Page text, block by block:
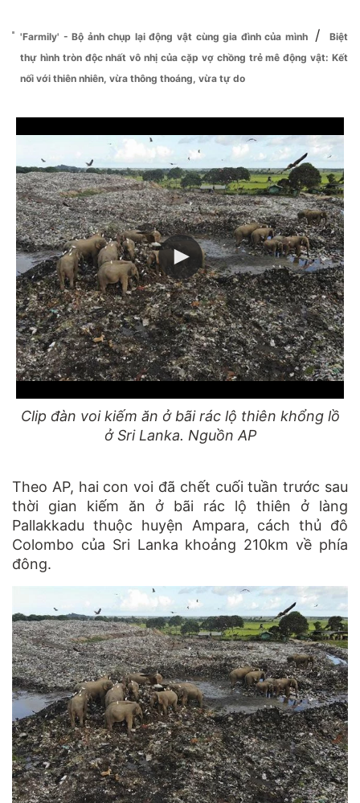
'Farmily' - Bộ ảnh chụp lại động vật cùng gia đình của mình /
Biệt
thự hình tròn độc nhất vô nhị của cặp vợ chồng trẻ mê động vật: Kết
nối với thiên nhiên, vừa thông thoáng, vừa tự do
Clip đàn voi kiếm ăn ở bãi rác lộ thiên khổng lồ
ở Sri Lanka. Nguồn AP
Theo AP, hai con voi đã chết cuối tuần trước sau
thời gian kiếm ăn ở bãi rác lộ thiên ở làng
Pallakkadu thuộc huyện Ampara, cách thủ đô
Colombo của Sri Lanka khoảng 210km về phía
đông.